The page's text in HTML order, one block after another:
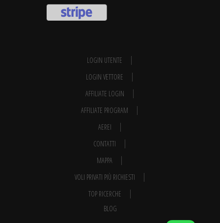
LOGIN UTENTE
LOGIN VETTORE
AFFILIATE LOGIN
AFFILIATE PROGRAM
AEREI
CONTATTI
MAPPA
VOLI PRIVATI PIÙ RICHIESTI
TOP RICERCHE
BLOG